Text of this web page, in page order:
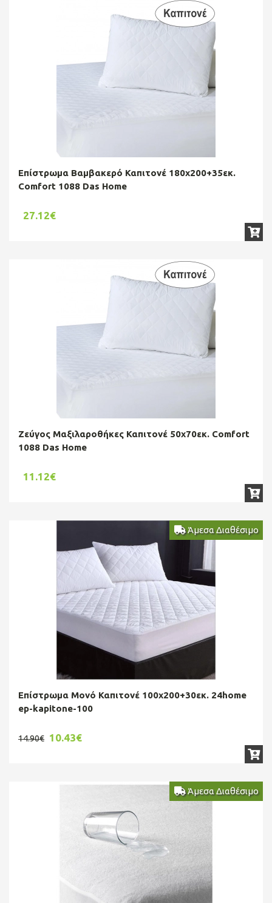
Επίστρωμα Βαμβακερό Καπιτονέ 180x200+35εκ.
Comfort 1088 Das Home
27.12€
Ζεύγος Μαξιλαροθήκες Καπιτονέ 50x70εκ. Comfort
1088 Das Home
11.12€
Άμεσα Διαθέσιμο
Επίστρωμα Μονό Καπιτονέ 100χ200+30εκ. 24home
ep-kapitone-100
14.90€ 10.43€
Άμεσα Διαθέσιμο